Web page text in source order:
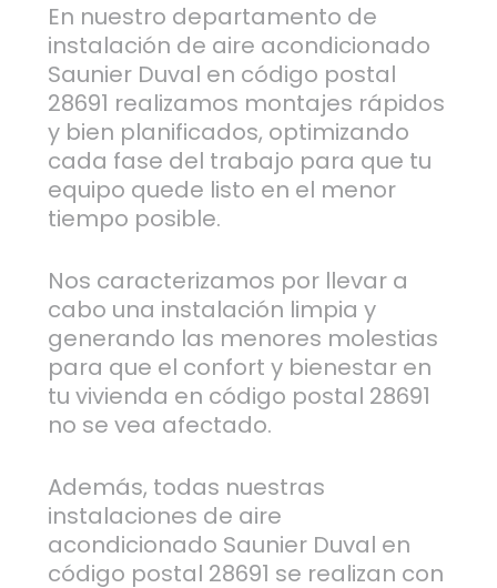
En nuestro departamento de
instalación de aire acondicionado
Saunier Duval en código postal
28691 realizamos montajes rápidos
y bien planificados, optimizando
cada fase del trabajo para que tu
equipo quede listo en el menor
tiempo posible.
Nos caracterizamos por llevar a
cabo una instalación limpia y
generando las menores molestias
para que el confort y bienestar en
tu vivienda en código postal 28691
no se vea afectado.
Además, todas nuestras
instalaciones de aire
acondicionado Saunier Duval en
código postal 28691 se realizan con